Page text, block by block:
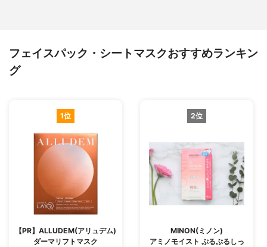
フェイスパック・シートマスクおすすめランキン
グ
1位
【PR】ALLUDEM(アリュデム)
ダーマリフトマスク
2位
MINON(ミノン)
アミノモイスト ぷるぷるしっ